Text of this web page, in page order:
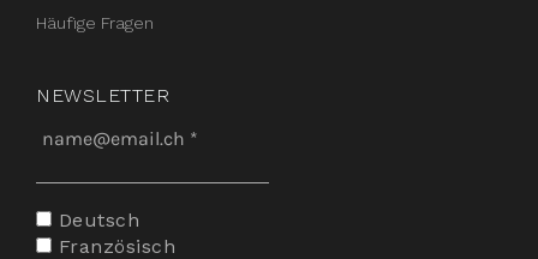
Häufige Fragen
NEWSLETTER
Deutsch
Französisch